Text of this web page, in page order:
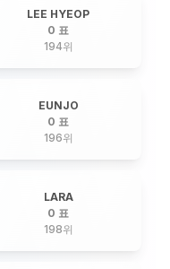
LEE HYEOP
0 표
194위
EUNJO
0 표
196위
LARA
0 표
198위